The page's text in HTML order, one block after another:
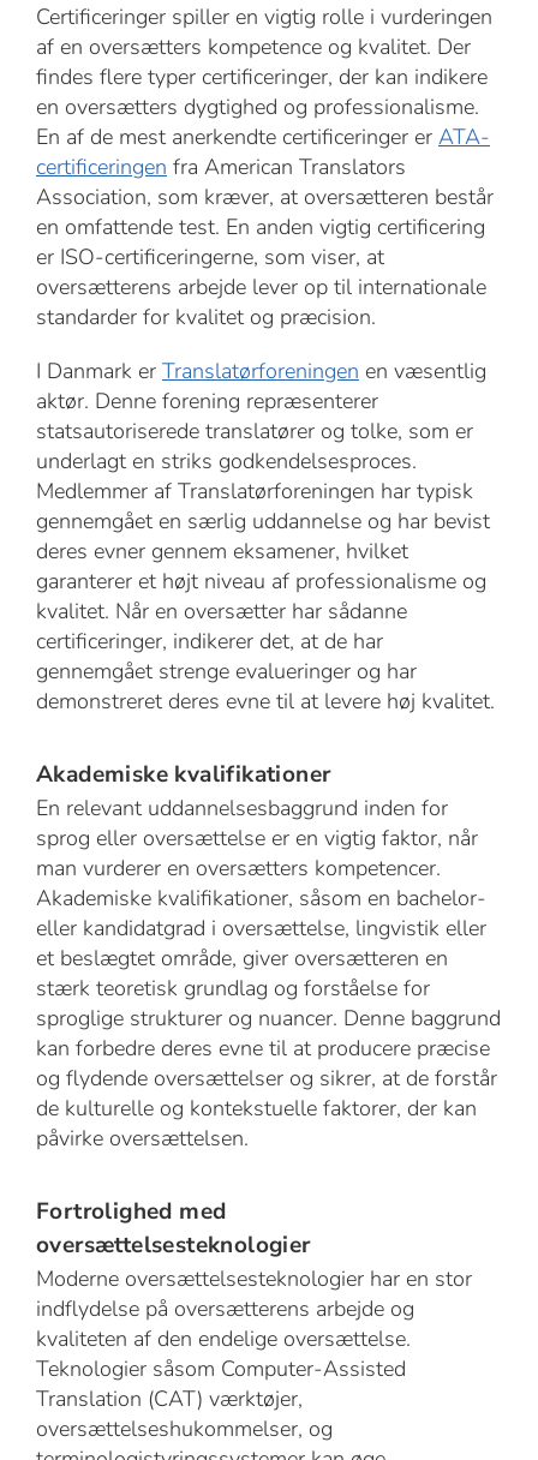
Certificeringer spiller en vigtig rolle i vurderingen
af en oversætters kompetence og kvalitet. Der
findes flere typer certificeringer, der kan indikere
en oversætters dygtighed og professionalisme.
En af de mest anerkendte certificeringer er ATA-
certificeringen fra American Translators
Association, som kræver, at oversætteren består
en omfattende test. En anden vigtig certificering
er ISO-certificeringerne, som viser, at
oversætterens arbejde lever op til internationale
standarder for kvalitet og præcision.
I Danmark er Translatørforeningen en væsentlig
aktør. Denne forening repræsenterer
statsautoriserede translatører og tolke, som er
underlagt en striks godkendelsesproces.
Medlemmer af Translatørforeningen har typisk
gennemgået en særlig uddannelse og har bevist
deres evner gennem eksamener, hvilket
garanterer et højt niveau af professionalisme og
kvalitet. Når en oversætter har sådanne
certificeringer, indikerer det, at de har
gennemgået strenge evalueringer og har
demonstreret deres evne til at levere høj kvalitet.
Akademiske kvalifikationer
En relevant uddannelsesbaggrund inden for
sprog eller oversættelse er en vigtig faktor, når
man vurderer en oversætters kompetencer.
Akademiske kvalifikationer, såsom en bachelor-
eller kandidatgrad i oversættelse, lingvistik eller
et beslægtet område, giver oversætteren en
stærk teoretisk grundlag og forståelse for
sproglige strukturer og nuancer. Denne baggrund
kan forbedre deres evne til at producere præcise
og flydende oversættelser og sikrer, at de forstår
de kulturelle og kontekstuelle faktorer, der kan
påvirke oversættelsen.
Fortrolighed med
oversættelsesteknologier
Moderne oversættelsesteknologier har en stor
indflydelse på oversætterens arbejde og
kvaliteten af den endelige oversættelse.
Teknologier såsom Computer-Assisted
Translation (CAT) værktøjer,
oversættelseshukommelser, og